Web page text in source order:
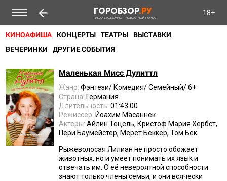
ГОРОБЗОР.РУ
ИНФОРМАЦИОННО - НОВОСТНОЙ ПОРТАЛ
18+
КИНОАФИША КОНЦЕРТЫ ТЕАТРЫ ВЫСТАВКИ
ВЕЧЕРИНКИ ДРУГИЕ СОБЫТИЯ
Маленькая Мисс Дулиттл
Жанр: Фэнтези/ Комедия/ Семейный/ 6+
Страна: Германия
Длительность: 01:43:00
Режиссёр: Йоахим Масаннек
Актеры: Айлин Тецель, Кристоф Мария Хербст,
Пери Баумейстер, Мерет Беккер, Том Бек
Рыжеволосая Лилиан не просто обожает
животных, но и умеет понимать их язык и
отвечать им. О её невероятной способности
знают только члены семьи, и они всячески